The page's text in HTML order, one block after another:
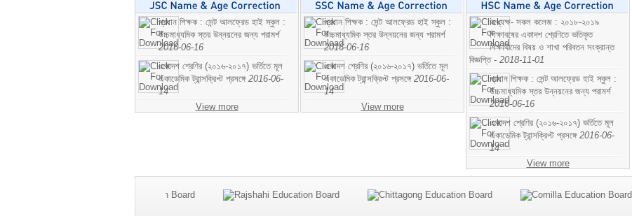
প্রধান শিক্ষক : সেন্ট আলফ্রেড হাই স্কুল :
উচ্চমাধ্যমিক স্তর উন্নয়নের জন্য পরামর্শ
2016-06-16
একাদশ শ্রেণির (২০১৬-২০১৭) ভর্তিতে মূল
একাডেমিক ট্রান্সক্রিপ্ট প্রসঙ্গে 2016-06-
14
View more
প্রধান শিক্ষক : সেন্ট আলফ্রেড হাই স্কুল :
উচ্চমাধ্যমিক স্তর উন্নয়নের জন্য পরামর্শ
2016-06-16
একাদশ শ্রেণির (২০১৬-২০১৭) ভর্তিতে মূল
একাডেমিক ট্রান্সক্রিপ্ট প্রসঙ্গে 2016-06-
14
View more
অধ্যক্ষ- সকল কলেজ : ২০১৮-২০১৯
শিক্ষাবষের একাদশ শ্রেণিতে ভতিকৃত
শিক্ষাথীদের বিষয় ও শাখা পরিবতন সংক্রান্ত
বিজ্ঞপ্তি - 2018-11-01
প্রধান শিক্ষক : সেন্ট আলফ্রেড হাই স্কুল :
উচ্চমাধ্যমিক স্তর উন্নয়নের জন্য পরামর্শ
2016-06-16
একাদশ শ্রেণির (২০১৬-২০১৭) ভর্তিতে মূল
একাডেমিক ট্রান্সক্রিপ্ট প্রসঙ্গে 2016-06-
14
View more